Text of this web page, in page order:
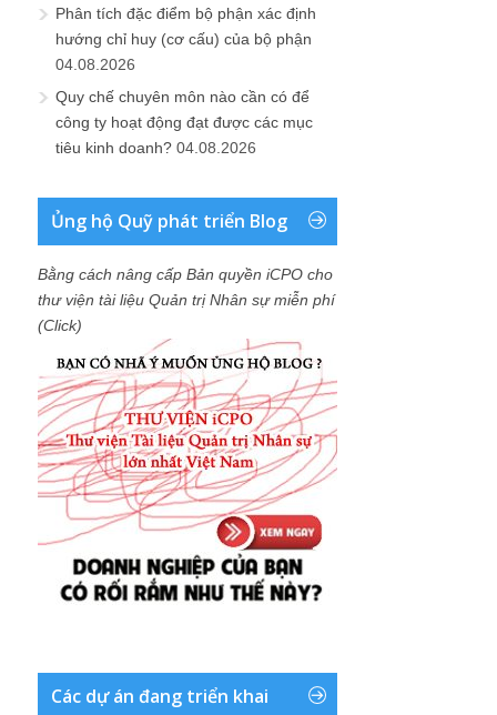
Phân tích đặc điểm bộ phận xác định
hướng chỉ huy (cơ cấu) của bộ phận
04.08.2026
Quy chế chuyên môn nào cần có để
công ty hoạt động đạt được các mục
tiêu kinh doanh? 04.08.2026
Ủng hộ Quỹ phát triển Blog
Bằng cách nâng cấp Bản quyền iCPO cho
thư viện tài liệu Quản trị Nhân sự miễn phí
(Click)
Các dự án đang triển khai